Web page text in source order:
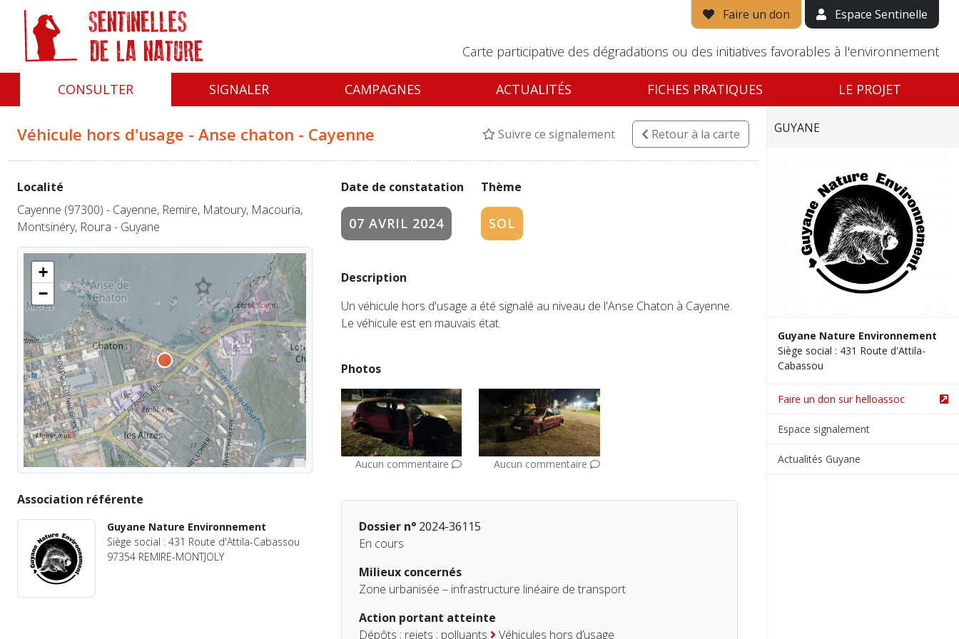
Faire un don Espace Sentinelle
Carte participative des dégradations ou des initiatives favorables à l'environnement
CONSULTER SIGNALER CAMPAGNES ACTUALITÉS FICHES PRATIQUES LE PROJET
Véhicule hors d'usage - Anse chaton - Cayenne Suivre ce signalement Retourà la carte
Date de constatation
07 AVRIL 2024
Thème
SOL
Description
Un véhicule hors d'usage a été signalé au niveau de l'Anse Chaton à Cayenne.
Le véhicule est en mauvais état.
Photos
Aucun commentaire Aucun commentaire
Dossier n°2024-36115
En cours
Milieux concernés
Zone urbanisée – infrastructure linéaire de transport
Action portant atteinte
Dépôts ; rejets ; polluants
Véhicules hors d’usage
Localité
Cayenne (97300) - Cayenne, Remire, Matoury, Macouria,
Montsinéry, Roura - Guyane
+
−
Association référente
Guyane Nature Environnement
Siège social : 431 Route d'Attila-Cabassou
97354 REMIRE-MONTJOLY
GUYANE
Guyane Nature Environnement
Siège social : 431 Route d'Attila-
Cabassou
Faire un don sur helloassoc
Espace signalement
Actualités Guyane
Panneau de gestion des cookies